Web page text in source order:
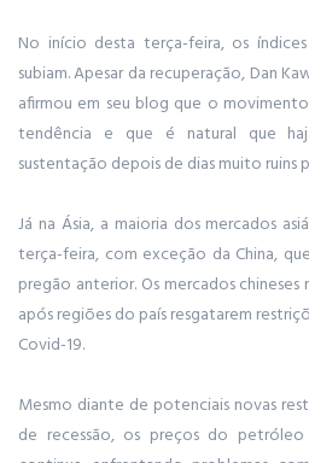
No início desta terça-feira, os
subiam. Apesar da recuperação, Dan
afirmou em seu blog que o
tendência e que é natural que
sustentação depois de dias muito ruins
Já na Ásia, a maioria dos mercados
terça-feira, com exceção da China,
pregão anterior. Os mercados
após regiões do país resgatarem
Covid-19.
Mesmo diante de potenciais novas
de recessão, os preços do